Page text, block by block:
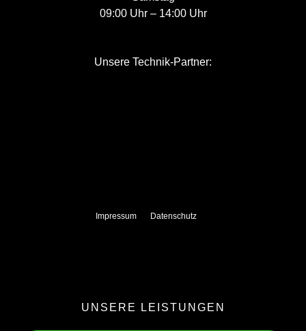
09:00 Uhr – 14:00 Uhr
Unsere Technik-Partner:
Impressum Datenschutz
UNSERE LEISTUNGEN